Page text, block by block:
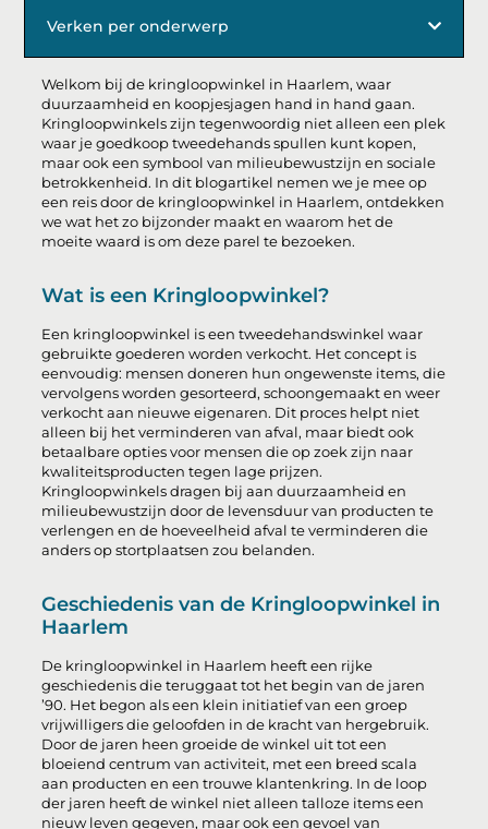
Welkom bij de kringloopwinkel in Haarlem, waar
duurzaamheid en koopjesjagen hand in hand gaan.
Kringloopwinkels zijn tegenwoordig niet alleen een plek
waar je goedkoop tweedehands spullen kunt kopen,
maar ook een symbool van milieubewustzijn en sociale
betrokkenheid. In dit blogartikel nemen we je mee op
een reis door de kringloopwinkel in Haarlem, ontdekken
we wat het zo bijzonder maakt en waarom het de
moeite waard is om deze parel te bezoeken.
Wat is een Kringloopwinkel?
Een kringloopwinkel is een tweedehandswinkel waar
gebruikte goederen worden verkocht. Het concept is
eenvoudig: mensen doneren hun ongewenste items, die
vervolgens worden gesorteerd, schoongemaakt en weer
verkocht aan nieuwe eigenaren. Dit proces helpt niet
alleen bij het verminderen van afval, maar biedt ook
betaalbare opties voor mensen die op zoek zijn naar
kwaliteitsproducten tegen lage prijzen.
Kringloopwinkels dragen bij aan duurzaamheid en
milieubewustzijn door de levensduur van producten te
verlengen en de hoeveelheid afval te verminderen die
anders op stortplaatsen zou belanden.
Geschiedenis van de Kringloopwinkel in
Haarlem
De kringloopwinkel in Haarlem heeft een rijke
geschiedenis die teruggaat tot het begin van de jaren
’90. Het begon als een klein initiatief van een groep
vrijwilligers die geloofden in de kracht van hergebruik.
Door de jaren heen groeide de winkel uit tot een
bloeiend centrum van activiteit, met een breed scala
aan producten en een trouwe klantenkring. In de loop
der jaren heeft de winkel niet alleen talloze items een
nieuw leven gegeven, maar ook een gevoel van
Verken per onderwerp